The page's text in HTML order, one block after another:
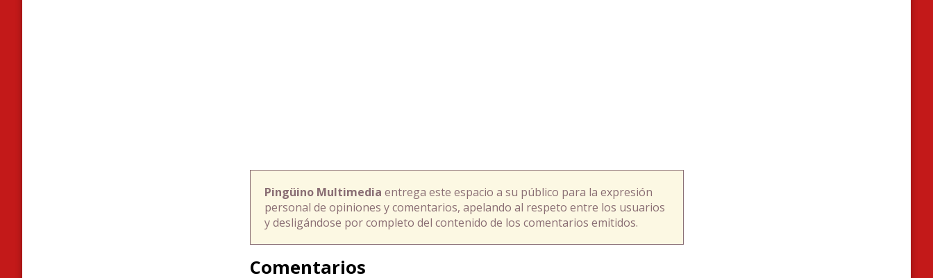
Pingüino Multimedia entrega este espacio a su público para la expresión
personal de opiniones y comentarios, apelando al respeto entre los usuarios
y desligándose por completo del contenido de los comentarios emitidos.
Comentarios